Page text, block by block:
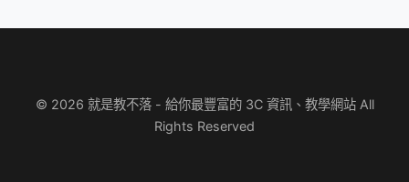
© 2026 就是教不落 - 給你最豐富的 3C 資訊、教學網站 All
Rights Reserved